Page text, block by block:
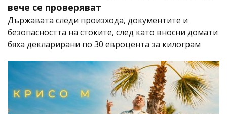
вече се проверяват
Държавата следи произхода, документите и
безопасността на стоките, след като вносни домати
бяха декларирани по 30 евроцента за килограм